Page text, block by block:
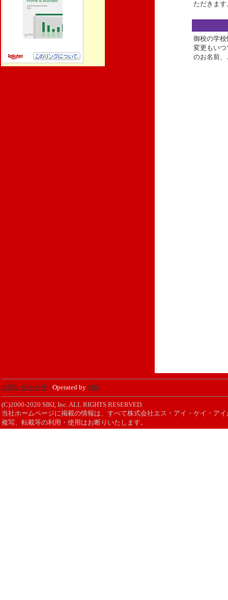
ただきま
御校の学
変更もい
のお名前
お問い合わせ先 Operated by SIKI
(C)2000-2020 SIKI, Inc. ALL RIGHTS RESERVED.
当社ホームページに掲載の情報は、すべて株式会社エス・アイ・ケイ・ア
複写、転載等の利用・使用はお断りいたします。